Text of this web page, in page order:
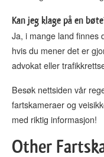
Kan jeg klage på en
Ja, i mange land finnes
hvis du mener det er
advokat eller
Besøk nettsiden vår
fartskameraer og
med riktig informasjon!
Other